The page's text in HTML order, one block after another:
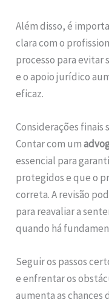
Além disso, é
clara com o
processo para evitar
e o apoio jurídico
eficaz.
Considerações finais
Contar com um
essencial para
protegidos e que o
correta. A revisão
para reavaliar a
quando há
Seguir os passos
e enfrentar os
aumenta as chances